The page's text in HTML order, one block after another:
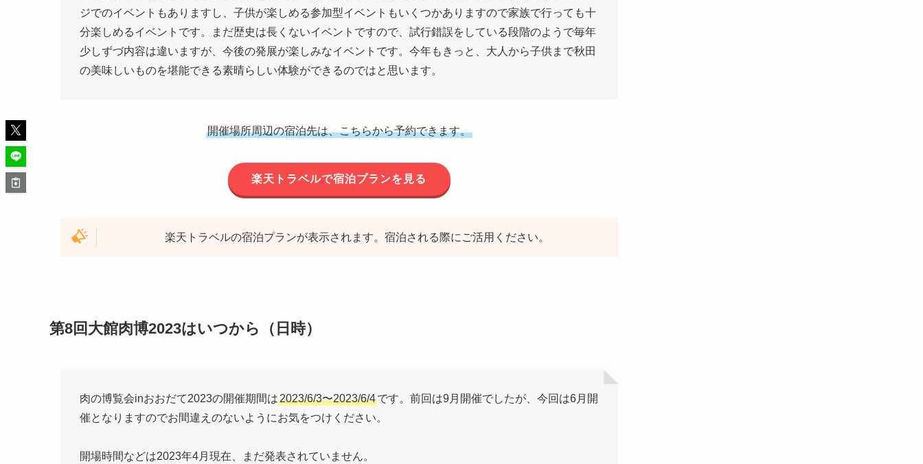
ジでのイベントもありますし、子供が楽しめる参加型イベントもいくつかありますので家族で行っても十
分楽しめるイベントです。まだ歴史は長くないイベントですので、試行錯誤をしている段階のようで毎年
少しずづ内容は違いますが、今後の発展が楽しみなイベントです。今年もきっと、大人から子供まで秋田
の美味しいものを堪能できる素晴らしい体験ができるのではと思います。
開催場所周辺の宿泊先は、こちらから予約できます。
楽天トラベルで宿泊プランを見る
楽天トラベルの宿泊プランが表示されます。宿泊される際にご活用ください。
第8回大館肉博2023はいつから（日時）
肉の博覧会inおおだて2023の開催期間は2023/6/3〜2023/6/4です。前回は9月開催でしたが、今回は6月開
催となりますのでお間違えのないようにお気をつけください。
開場時間などは2023年4月現在、まだ発表されていません。